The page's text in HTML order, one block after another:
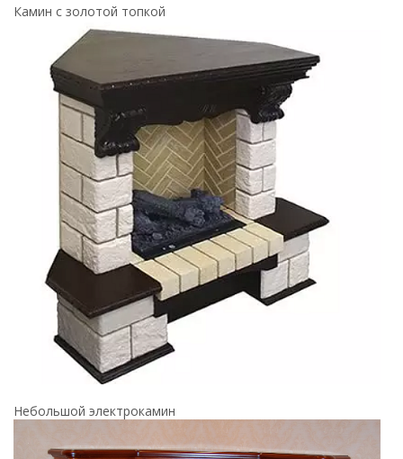
Камин с золотой топкой
Небольшой электрокамин